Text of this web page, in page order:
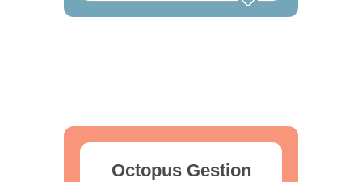
Octopus Gestion